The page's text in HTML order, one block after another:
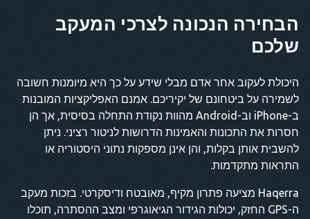
הבחירה הנכונה לצרכי המעקב
שלכם
היכולת לעקוב אחר אדם מבלי שידע על כך היא מיומנות חשובה
לשמירה על ביטחונם של יקיריכם. אמנם האפליקציות המובנות
ב-iPhone וב-Android מהוות נקודת התחלה בסיסית, אך הן
חסרות את התכונות והאמינות הדרושות לניטור רציני. ניתן
להשבית אותן בקלות, והן אינן מספקות נתוני היסטוריה או
התראות מתקדמות.
Haqerra מציעה פתרון מקיף, מאובטח ודיסקרטי. בזכות מעקב
ה-GPS החזק, יכולות הגידור הגיאוגרפי ומצב ההסתרה, תוכלו